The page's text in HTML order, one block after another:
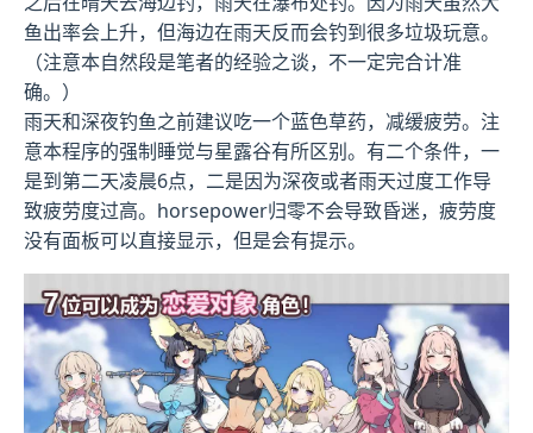
鱼出率会上升，但海边在雨天反而会钓到很多垃圾玩意。
（注意本自然段是笔者的经验之谈，不一定完合计准
确。）
雨天和深夜钓鱼之前建议吃一个蓝色草药，减缓疲劳。注
意本程序的强制睡觉与星露谷有所区别。有二个条件，一
是到第二天凌晨6点，二是因为深夜或者雨天过度工作导
致疲劳度过高。horsepower归零不会导致昏迷，疲劳度
没有面板可以直接显示，但是会有提示。